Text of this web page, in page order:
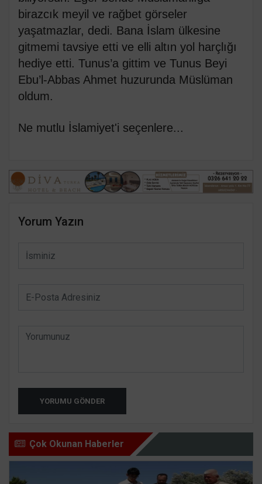
birazcık meyil ve rağbet görseler
yaşatmazlar, dedi. Bana İslam ülkesine
gitmemi tavsiye etti ve elli altın yol harçlığı
hediye etti. Tunus’a gittim ve Tunus Beyi
Ebu’l-Abbas Ahmet huzurunda Müslüman
oldum.
Ne mutlu İslamiyet'i seçenlere...
Yorum Yazın
YORUMU GÖNDER
Çok Okunan Haberler